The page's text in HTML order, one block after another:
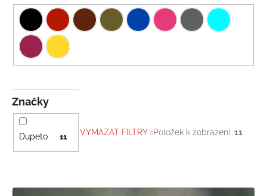
Značky
Dupeto 11 VYMAZAT FILTRY Položek k zobrazení:11